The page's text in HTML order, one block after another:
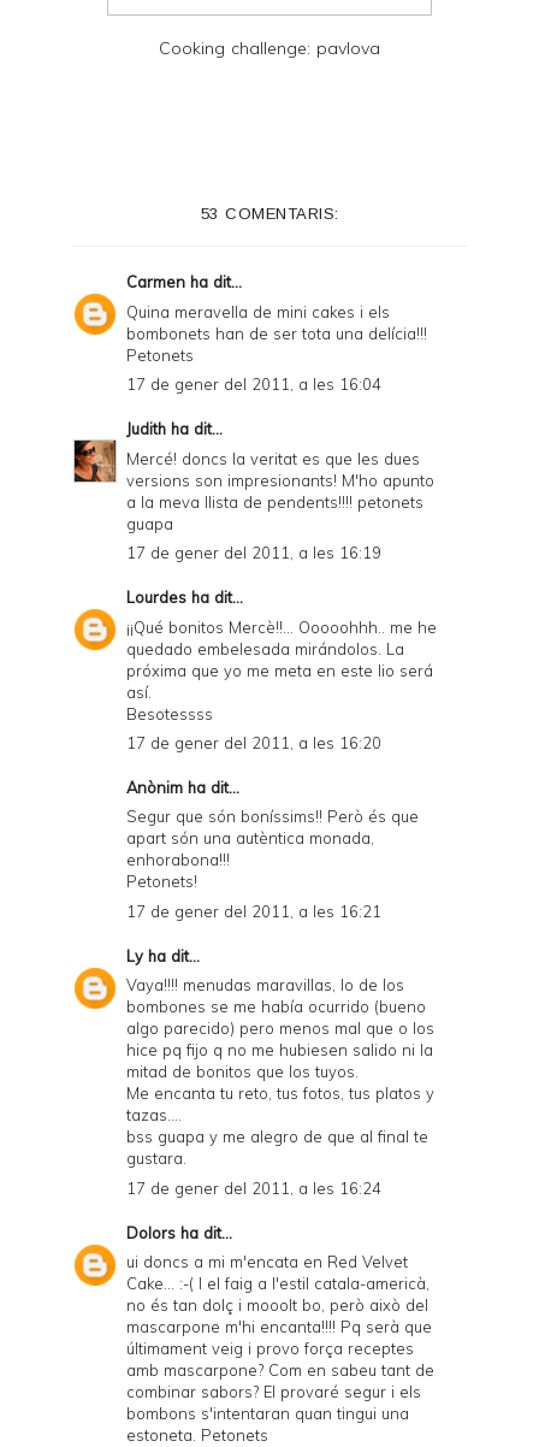
Cooking challenge: pavlova
53 COMENTARIS:
Carmen ha dit...
Quina meravella de mini cakes i els
bombonets han de ser tota una delícia!!!
Petonets
17 de gener del 2011, a les 16:04
Judith ha dit...
Mercé! doncs la veritat es que les dues
versions son impresionants! M'ho apunto
a la meva llista de pendents!!!! petonets
guapa
17 de gener del 2011, a les 16:19
Lourdes ha dit...
¡¡Qué bonitos Mercè!!... Ooooohhh.. me he
quedado embelesada mirándolos. La
próxima que yo me meta en este lio será
así.
Besotessss
17 de gener del 2011, a les 16:20
Anònim ha dit...
Segur que són boníssims!! Però és que
apart són una autèntica monada,
enhorabona!!!
Petonets!
17 de gener del 2011, a les 16:21
Lyha dit...
Vaya!!!! menudas maravillas, lo de los
bombones se me había ocurrido (bueno
algo parecido) pero menos mal que o los
hice pq fijo q no me hubiesen salido ni la
mitad de bonitos que los tuyos.
Me encanta tu reto, tus fotos, tus platos y
tazas....
bss guapa y me alegro de que al final te
gustara.
17 de gener del 2011, a les 16:24
Dolors ha dit...
ui doncs a mi m'encata en Red Velvet
Cake... :-( I el faig a l'estil catala-americà,
no és tan dolç i mooolt bo, però això del
mascarpone m'hi encanta!!!! Pq serà que
últimament veig i provo força receptes
amb mascarpone? Com en sabeu tant de
combinar sabors? El provaré segur i els
bombons s'intentaran quan tingui una
estoneta. Petonets